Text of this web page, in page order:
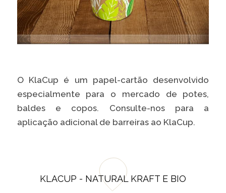
O KlaCup é um papel-cartão desenvolvido
especialmente para o mercado de potes,
baldes e copos. Consulte-nos para a
aplicação adicional de barreiras ao KlaCup.
KLACUP - NATURAL KRAFT E BIO